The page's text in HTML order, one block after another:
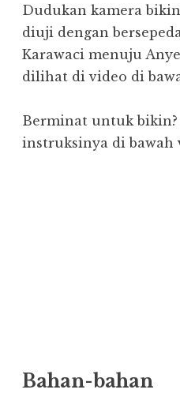
Dudukan kamera
diuji dengan
Karawaci menuju
dilihat di video di
Berminat untuk bikin?
instruksinya di bawah
Bahan-bahan